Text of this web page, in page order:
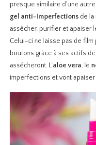
presque similaire d’une
gel anti-imperfections de la
assécher, purifier et apaiser
Celui-ci ne laisse pas de
boutons grâce à ses actifs de
assécheront. L’aloe vera, le
imperfections et vont apaiser